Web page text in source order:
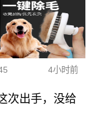
4小时前
次出手，没给